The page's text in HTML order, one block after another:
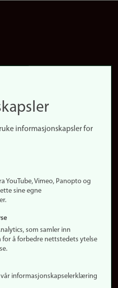
informasjonskapsler for
YouTube, Vimeo, Panopto og
sine egne
som samler inn
for å forbedre nettstedets ytelse
informasjonskapselerklæring